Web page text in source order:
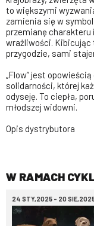
to większymi
zamienia się w
przemianę charakteru
wrażliwości. Kibicując
przygodzie, sami
„Flow” jest
solidarności, której
odyseję. To ciepła,
młodszej widowni.
Opis dystrybutora
W RAMACH
24 STY,2025 - 20